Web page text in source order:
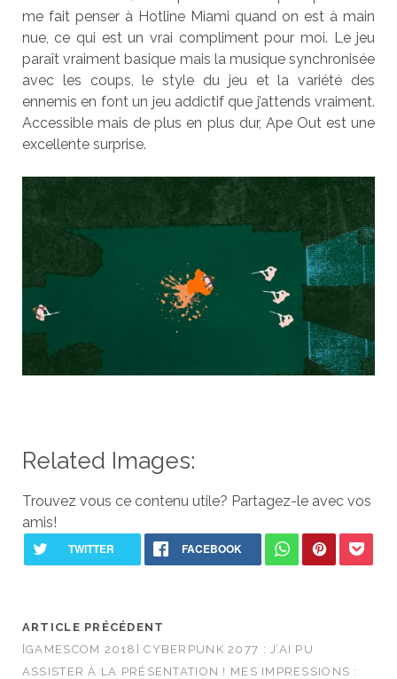
me fait penser à Hotline Miami quand on est à main
nue, ce qui est un vrai compliment pour moi. Le jeu
paraît vraiment basique mais la musique synchronisée
avec les coups, le style du jeu et la variété des
ennemis en font un jeu addictif que j’attends vraiment.
Accessible mais de plus en plus dur, Ape Out est une
excellente surprise.
Related Images:
Trouvez vous ce contenu utile? Partagez-le avec vos
amis!
ARTICLE PRÉCÉDENT
[GAMESCOM 2018] CYBERPUNK 2077 : J’AI PU
ASSISTER À LA PRÉSENTATION ! MES IMPRESSIONS :